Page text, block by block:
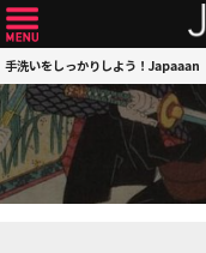
手洗いをしっかりしよう！Japaaan